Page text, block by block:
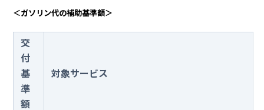
＜ガソリン代の補助基準額＞
交
付
基
準
額
対象サービス